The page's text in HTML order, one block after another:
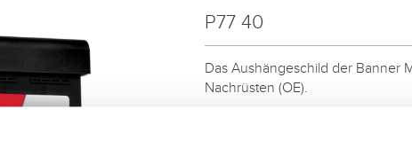
P77 40
Das Aushängeschild der Banner
Nachrüsten (OE).